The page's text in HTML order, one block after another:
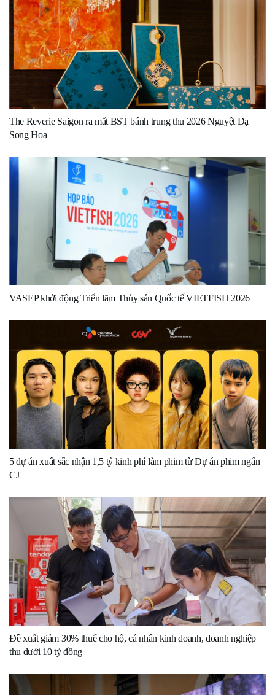
The Reverie Saigon ra mắt BST bánh trung thu 2026 Nguyệt Dạ
Song Hoa
VASEP khởi động Triển lãm Thủy sản Quốc tế VIETFISH 2026
5 dự án xuất sắc nhận 1,5 tỷ kinh phí làm phim từ Dự án phim ngắn
CJ
Đề xuất giảm 30% thuế cho hộ, cá nhân kinh doanh, doanh nghiệp
thu dưới 10 tỷ đồng